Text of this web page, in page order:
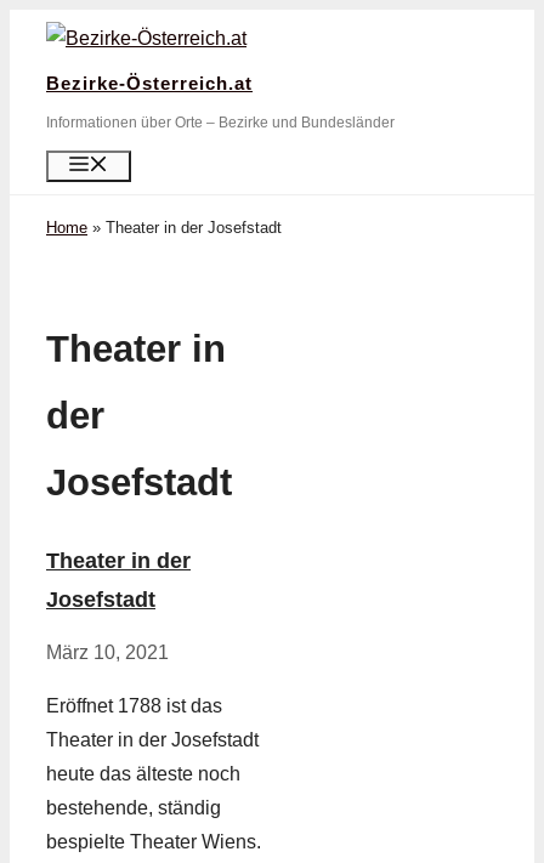
Zum
springen
Bezirke-Österreich.at
Informationen über Orte – Bezirke und Bundesländer
Home » Theater in der Josefstadt
Theater in
der
Josefstadt
Theater in der
Josefstadt
März 10, 2021
Eröffnet 1788 ist das
Theater in der Josefstadt
heute das älteste noch
bestehende, ständig
bespielte Theater Wiens.